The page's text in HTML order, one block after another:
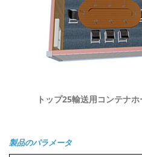
トップ25輸送用コンテナ
製品のパラメータ